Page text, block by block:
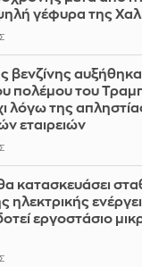
γέφυρα της
βενζίνης
πολέμου του
λόγω της
εταιρειών
κατασκευάσει
ηλεκτρικής
εργοστάσιο